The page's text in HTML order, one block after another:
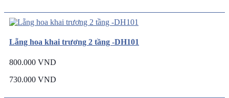
Lẵng hoa khai trương 2 tầng -DH101
800.000 VND
730.000 VND